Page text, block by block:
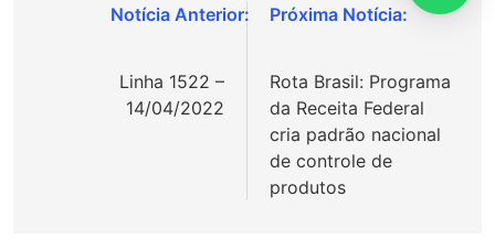
Navegação
Linha 1522 –
14/04/2022
Rota Brasil: Programa
da Receita Federal
cria padrão nacional
de controle de
produtos